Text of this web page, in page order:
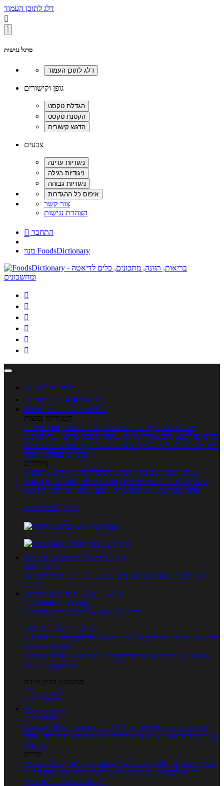
דלג לתוכן העמוד

סרגל נגישות
גופן וקישורים
צבעים
צור קשר
הצהרת נגישות
 התחבר
מנוי FoodsDictionary






 כניסה לחשבון

מנוי FoodsDictionary
מתכונים קטגוריות מתכונים
קטגוריות נפוצות
מתכוני סלטים מתכוני פשטידות מתכוני עוגות אוכל צמחוני
מתכונים לטבעוניים אפייה מוקפץ עוגיות פסטה מתכוני עוף מתכוני
בשר מתכוני ילדים מרקים מתכונים ללא גלוטן מתכונים לסוכרתיים
טרנדים בעולם האוכל
מיוחדים
מנתח המתכונים ספר המתכונים שלי מתכוני וידאו מתכונים
עשירים מתכונים לפי מצרכים אוכל דיאטטי אוכל בריא מאכלי
עדות ספרי בישול מתכונים לפי חגים ועונות לפי שיטות הכנה
אפליקציית Foods
מוצרים ומאכלים מוצרים ומאכלים
מילון האוכל
תפריטי תזונה ערכים תזונתיים חיפוש ע"פ רכיבים מכילים הכי
הרבה
מחשבון קלוריות מחשבון קלוריות
מנוי FoodsDictionary
5 ימי ניסיון חינם - לחצו לפרטים נוספים
מחשבוני תזונה ובריאות
מחשבון קלוריות מחשבון שריפת קלוריות מחשבון דופק מטרה יחס
מותניים לירכיים
מחשבון BMI
מחשבון צריכת קלוריות מחשבון מינונים מומלצים
מחשבון אחוז שומן
מחשבוני הריון ולידה
מחשבון הריון
מחשבון ביוץ
כתבות כתבות
ערוצי תוכן
איך להכין בית ומשפחה בריאות מחלות ובעיות רפואה משלימה
ספורט וכושר גופני נשים, הריון ולידה טיפים והמלצות חדשות אוכל
ובריאות
טורים
בריאות בצלחת טעים ללא גלוטן טבעונות לבריאות לבשל כמו שף
תזונה לבטן רגועה מרזים ללא דיאטה מזיזים את הגוף הרזיה
ורפואה משלימה גורמה ביתי